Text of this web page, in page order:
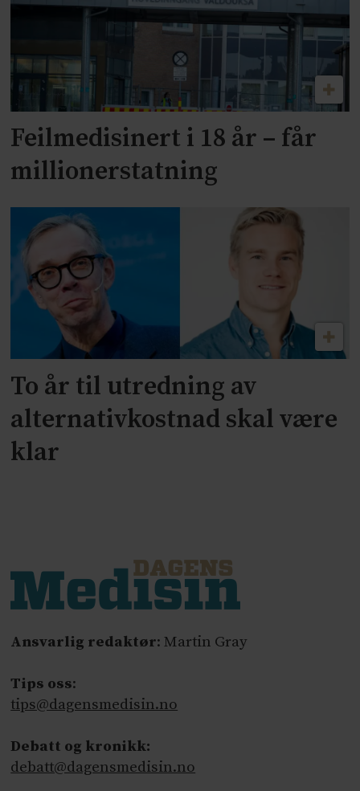
Feilmedisinert i 18 år – får
millionerstatning
To år til utredning av
alternativkostnad skal være
klar
Ansvarlig redaktør: Martin Gray
Tips oss:
tips@dagensmedisin.no
Debatt og kronikk:
debatt@dagensmedisin.no